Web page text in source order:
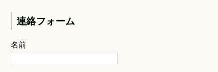
連絡フォーム
名前